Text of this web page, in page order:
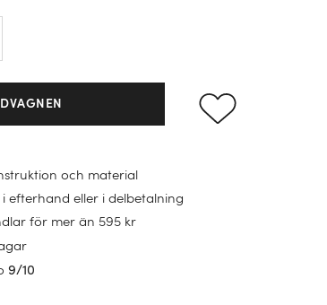
och material
efterhand eller i delbetalning
för mer än 595 kr
9/10